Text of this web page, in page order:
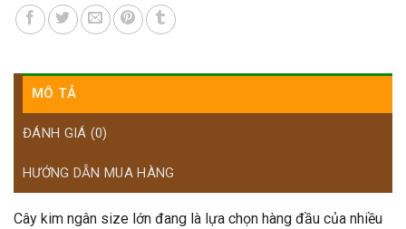
MÔ TẢ
ĐÁNH GIÁ (0)
HƯỚNG DẪN MUA HÀNG
Cây kim ngân size lớn đang là lựa chọn hàng đầu của nhiều